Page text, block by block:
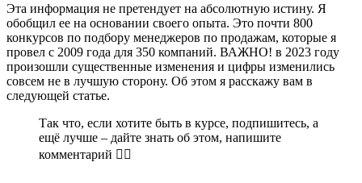
Эта информация не претендует на абсолютную истину. Я
обобщил ее на основании своего опыта. Это почти 800
конкурсов по подбору менеджеров по продажам, которые я
провел с 2009 года для 350 компаний. ВАЖНО! в 2023 году
произошли существенные изменения и цифры изменились
совсем не в лучшую сторону. Об этом я расскажу вам в
следующей статье.
Так что, если хотите быть в курсе, подпишитесь, а
ещё лучше – дайте знать об этом, напишите
комментарий 👇🏻